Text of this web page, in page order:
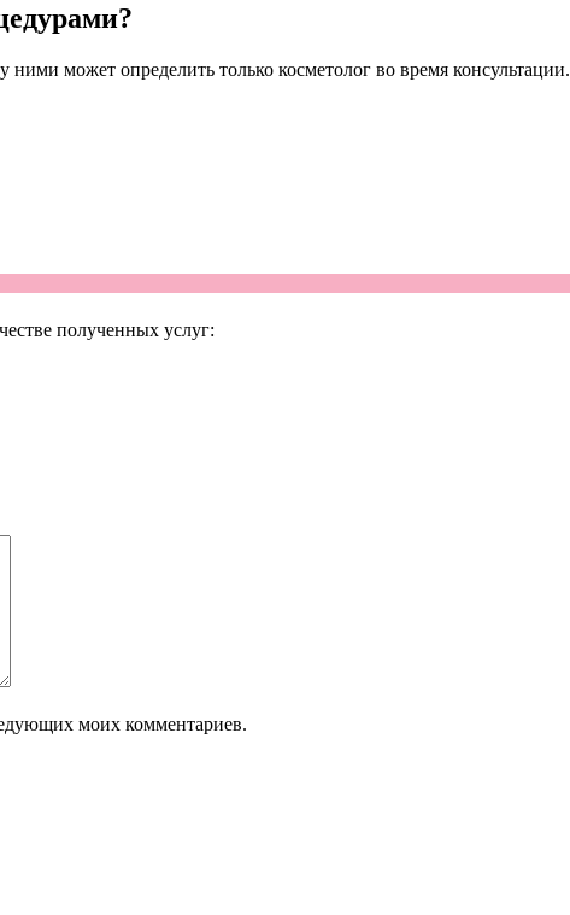
может определить только косметолог во время консультации.
полученных услуг:
моих комментариев.